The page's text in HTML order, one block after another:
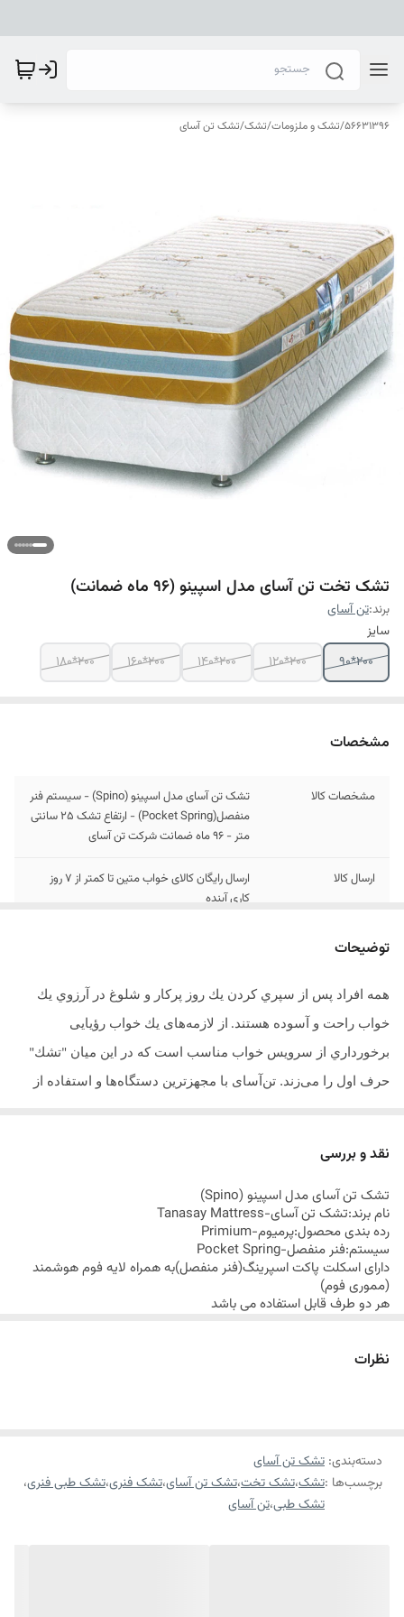
56631396
/تشک و ملزومات/تشک/تشک تن آسای
تشک تخت تن آسای مدل اسپینو (96 ماه ضمانت)
برند:تن آسای
سایز
200*90
200*120
200*140
200*160
200*180
مشخصات
مشخصات کالا
تشک تن آسای مدل اسپینو (Spino) - سیستم فنر
منفصل(Pocket Spring) - ارتفاع تشک 25 سانتی
متر - 96 ماه ضمانت شرکت تن آسای
ارسال کالا
ارسال رایگان کالای خواب متین تا کمتر از 7 روز
کاری آینده
توضیحات
همه افراد پس از سپري كردن يك روز پركار و شلوغ در آرزوي يك
خواب راحت و آسوده هستند. از لازمه‌های يك خواب رؤیایی
برخورداري از سرويس خواب مناسب است كه در اين ميان "تشك"
حرف اول را می‌زند. تن‌آسای با مجهزترین دستگاه‌ها و استفاده از
نقد و بررسی
تشک تن آسای مدل اسپینو (Spino
)
نام برند:تشک تن آسای-Tanasay Mattress
رده بندی محصول:پرمیوم-Primium
سیستم:فنر منفصل-Pocket Spring
دارای اسکلت پاکت اسپرینگ(فنر منفصل)به همراه لایه فوم هوشمند
(مموری فوم)
هر دو طرف قابل استفاده می باشد
رویه خاص با پارچه گرد باف،دارای الیاف نرم و لطیف و خاصیت آنتی
ارسال این محصول از طریق باربری میباشد.
نظرات
دسته‌بندی: تشک تن آسای
برچسب‌ها :تشک،تشک تخت،تشک تن آسای،تشک فنری،تشک طبی فنری،
تشک طبی،تن آسای